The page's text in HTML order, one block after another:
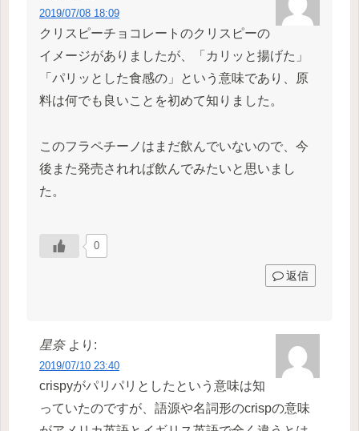
2019/07/08 18:09
クリスピーチョコレートのクリスピーの
イメージがありましたが、「カリッと揚げた」
「パリッとした食感の」という意味であり、原
料は何でも良いことを初めて知りました。
このフラペチーノはまだ飲んでいないので、今
後また発売されれば飲んでみたいと思いまし
た。
0
返信
星奈 より:
2019/07/10 23:40
crispyがパリパリとしたという意味は知
っていたのですが、語源や名詞形のcrispの意味